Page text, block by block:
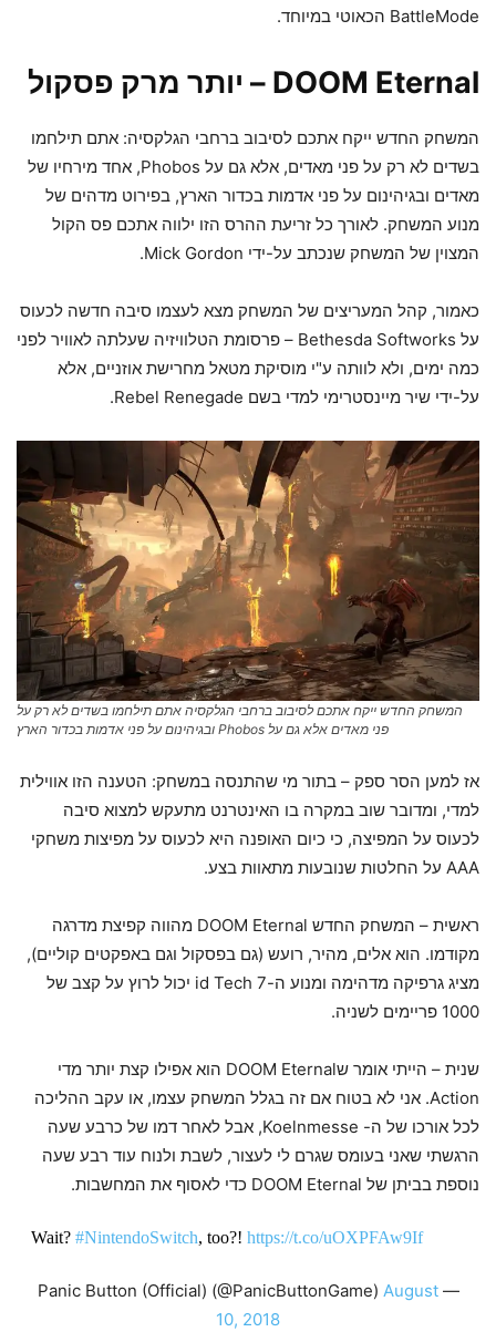
BattleMode הכאוטי במיוחד.
DOOM Eternal – יותר מרק פסקול
המשחק החדש ייקח אתכם לסיבוב ברחבי הגלקסיה: אתם תילחמו
בשדים לא רק על פני מאדים, אלא גם על Phobos, אחד מירחיו של
מאדים ובגיהינום על פני אדמות בכדור הארץ, בפירוט מדהים של
מנוע המשחק. לאורך כל זריעת ההרס הזו ילווה אתכם פס הקול
המצוין של המשחק שנכתב על-ידי Mick Gordon.
כאמור, קהל המעריצים של המשחק מצא לעצמו סיבה חדשה לכעוס
על Bethesda Softworks – פרסומת הטלוויזיה שעלתה לאוויר לפני
כמה ימים, ולא לוותה ע"י מוסיקת מטאל מחרישת אוזניים, אלא
על-ידי שיר מיינסטרימי למדי בשם Rebel Renegade.
המשחק החדש ייקח אתכם לסיבוב ברחבי הגלקסיה אתם תילחמו בשדים לא רק על
פני מאדים אלא גם על Phobos ובגיהינום על פני אדמות בכדור הארץ
אז למען הסר ספק – בתור מי שהתנסה במשחק: הטענה הזו אווילית
למדי, ומדובר שוב במקרה בו האינטרנט מתעקש למצוא סיבה
לכעוס על המפיצה, כי כיום האופנה היא לכעוס על מפיצות משחקי
AAA על החלטות שנובעות מתאוות בצע.
ראשית – המשחק החדש DOOM Eternal מהווה קפיצת מדרגה
מקודמו. הוא אלים, מהיר, רועש (גם בפסקול וגם באפקטים קוליים),
מציג גרפיקה מדהימה ומנוע ה-id Tech 7 יכול לרוץ על קצב של
1000 פריימים לשניה.
שנית – הייתי אומר שDOOM Eternal הוא אפילו קצת יותר מדי
Action. אני לא בטוח אם זה בגלל המשחק עצמו, או עקב ההליכה
לכל אורכו של ה- Koelnmesse, אבל לאחר דמו של כרבע שעה
הרגשתי שאני בעומס שגרם לי לעצור, לשבת ולנוח עוד רבע שעה
נוספת בביתן של DOOM Eternal כדי לאסוף את המחשבות.
Wait? #NintendoSwitch, too?! https://t.co/uOXPFAw9If
— Panic Button (Official) (@PanicButtonGame)
August
10, 2018